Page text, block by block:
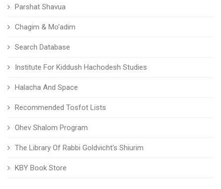
Parshat Shavua
Chagim & Mo'adim
Search Database
Institute For Kiddush Hachodesh Studies
Halacha And Space
Recommended Tosfot Lists
Ohev Shalom Program
The Library Of Rabbi Goldvicht's Shiurim
KBY Book Store